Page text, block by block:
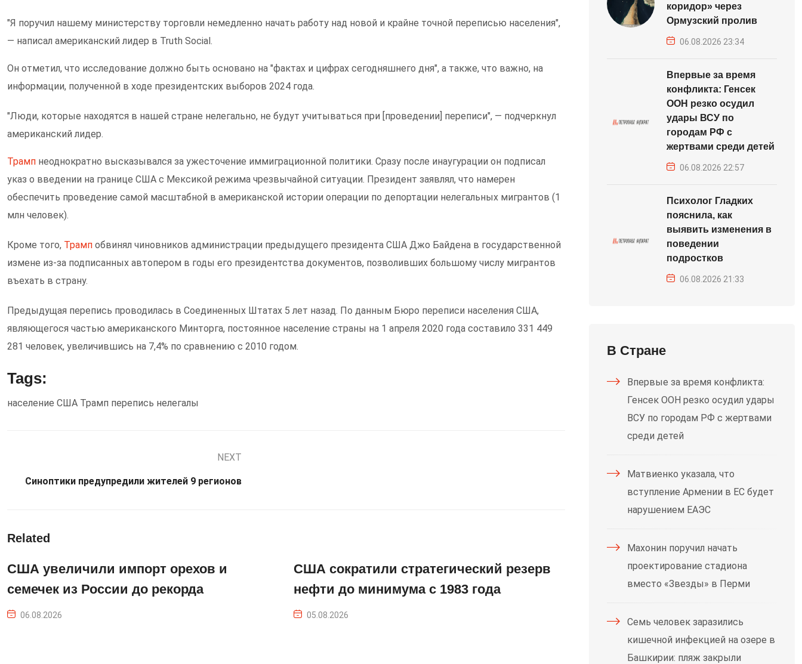
"Я поручил нашему министерству торговли немедленно начать работу над новой и крайне точной переписью населения",
— написал американский лидер в Truth Social.
Он отметил, что исследование должно быть основано на "фактах и цифрах сегодняшнего дня", а также, что важно, на
информации, полученной в ходе президентских выборов 2024 года.
"Люди, которые находятся в нашей стране нелегально, не будут учитываться при [проведении] переписи", — подчеркнул
американский лидер.
Трамп неоднократно высказывался за ужесточение иммиграционной политики. Сразу после инаугурации он подписал
указ о введении на границе США с Мексикой режима чрезвычайной ситуации. Президент заявлял, что намерен
обеспечить проведение самой масштабной в американской истории операции по депортации нелегальных мигрантов (1
млн человек).
Кроме того, Трамп обвинял чиновников администрации предыдущего президента США Джо Байдена в государственной
измене из-за подписанных автопером в годы его президентства документов, позволивших большому числу мигрантов
въехать в страну.
Предыдущая перепись проводилась в Соединенных Штатах 5 лет назад. По данным Бюро переписи населения США,
являющегося частью американского Минторга, постоянное население страны на 1 апреля 2020 года составило 331 449
281 человек, увеличившись на 7,4% по сравнению с 2010 годом.
Tags:
население США Трамп перепись нелегалы
NEXT
Синоптики предупредили жителей 9 регионов
Related
США увеличили импорт орехов и
семечек из России до рекорда
06.08.2026
США сократили стратегический резерв
нефти до минимума с 1983 года
05.08.2026
коридор» через
Ормузский пролив
06.08.2026 23:34
Впервые за время
конфликта: Генсек
ООН резко осудил
удары ВСУ по
городам РФ с
жертвами среди детей
06.08.2026 22:57
Психолог Гладких
пояснила, как
выявить изменения в
поведении
подростков
06.08.2026 21:33
В Стране
Впервые за время конфликта:
Генсек ООН резко осудил удары
ВСУ по городам РФ с жертвами
среди детей
Матвиенко указала, что
вступление Армении в ЕС будет
нарушением ЕАЭС
Махонин поручил начать
проектирование стадиона
вместо «Звезды» в Перми
Семь человек заразились
кишечной инфекцией на озере в
Башкирии: пляж закрыли